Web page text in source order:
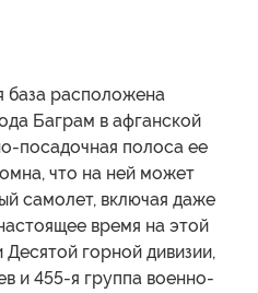
база расположена
Баграм в афганской
посадочная полоса ее
что на ней может
самолет, включая даже
время на этой
горной дивизии,
и 455-я группа военно-